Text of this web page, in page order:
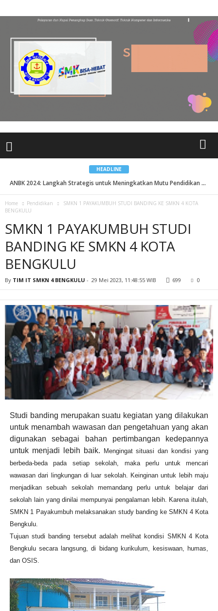
HEADLINE
ANBK 2024: Langkah Strategis untuk Meningkatkan Mutu Pendidikan Berkualitas SMK Negeri 4 Kota BKL...
Pisah Sambut Kepala Sekolah Dr PAIDI M. TPd ...
Home Pendidikan
SMKN 1 PAYAKUMBUH STUDI BANDING KE SMKN 4 KOTA
BENGKULU
SMKN 1 PAYAKUMBUH STUDI
BANDING KE SMKN 4 KOTA
BENGKULU
By TIM IT SMKN 4 BENGKULU - 29 Mei 2023, 11:48:55 WIB 699 0
Studi banding merupakan suatu kegiatan yang dilakukan
untuk menambah wawasan dan pengetahuan yang akan
digunakan sebagai bahan pertimbangan kedepannya
untuk menjadi lebih baik.
Mengingat situasi dan kondisi yang
berbeda-beda pada setiap sekolah, maka perlu untuk mencari
wawasan dari lingkungan di luar sekolah. Keinginan untuk lebih maju
menjadikan sebuah sekolah memandang perlu untuk belajar dari
sekolah lain yang dinilai mempunyai pengalaman lebih. Karena itulah,
SMKN 1 Payakumbuh melaksanakan study banding ke SMKN 4 Kota
Bengkulu.
Tujuan studi banding tersebut adalah melihat kondisi SMKN 4 Kota
Bengkulu secara langsung, di bidang kurikulum, kesiswaan, humas,
dan OSIS.